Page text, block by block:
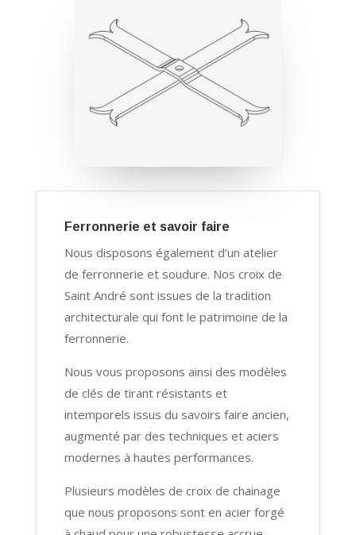
Ferronnerie et savoir faire
Nous disposons également d’un atelier
de ferronnerie et soudure. Nos croix de
Saint André sont issues de la tradition
architecturale qui font le patrimoine de la
ferronnerie.
Nous vous proposons ainsi des modèles
de clés de tirant résistants et
intemporels issus du savoirs faire ancien,
augmenté par des techniques et aciers
modernes à hautes performances.
Plusieurs modèles de croix de chainage
que nous proposons sont en acier forgé